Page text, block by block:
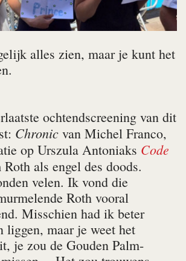
alles zien, maar je kunt het
ochtendscreening van dit
Chronic van Michel Franco,
op Urszula Antoniaks Code
als engel des doods.
velen. Ik vond die
Roth vooral
Misschien had ik beter
liggen, maar je weet het
je zou de Gouden Palm-